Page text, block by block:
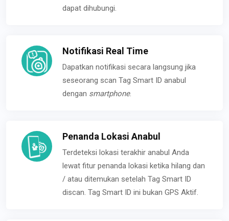
dapat dihubungi.
Notifikasi Real Time
Dapatkan notifikasi secara langsung jika
seseorang scan Tag Smart ID anabul
dengan smartphone.
Penanda Lokasi Anabul
Terdeteksi lokasi terakhir anabul Anda
lewat fitur penanda lokasi ketika hilang dan
/ atau ditemukan setelah Tag Smart ID
discan. Tag Smart ID ini bukan GPS Aktif.